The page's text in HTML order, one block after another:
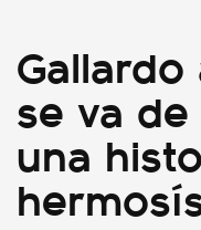
se va de
una